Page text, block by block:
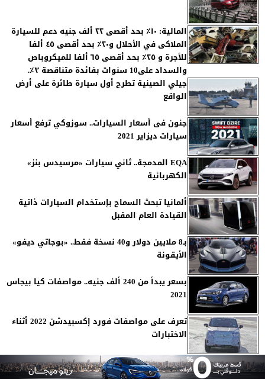
المالية: ١٠٪ بحد أقصى ٢٢ ألف جنيه دعم للسيارة
الملاكى في الأحلال و٢٠٪ بحد أقصى ٤٥ ألفا
للأجرة و ٢٥٪ بحد أقصى ٦٥ ألفا للميكروباص
والسداد على10 سنوات بفائدة متناقصة ٣٪.
جيلي الصينية تطرح أول سيارة طائرة على أرض
الواقع
جنون فى أسعار السيارات.. سوزوكي ترفع أسعار
سيارات ديزاير 2021
EQA المدمجة.. ثاني سيارات «مرسيدس بنز»
الكهربائية
ألمانيا تبحث السماح بإستخدام السيارات ذاتية
القيادة العام المقبل
بـ8 ملايين دولار و40 نسخة فقط.. «بوجاتي ديفو»
الأيقونة
بسعر يبدأ من 240 ألف جنيه.. مواصفات كيا بيجاس
2021
تعرف على مواصفات فورد إكسبيدشن 2022 أثناء
الاختبارات